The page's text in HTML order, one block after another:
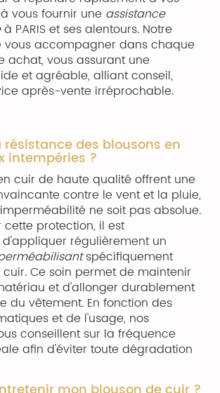
vous fournir une assistance
à PARIS et ses alentours. Notre
vous accompagner dans chaque
achat, vous assurant une
et agréable, alliant conseil,
après-vente irréprochable.
résistance des blousons en
intempéries ?
cuir de haute qualité offrent une
contre le vent et la pluie,
ne soit pas absolue.
cette protection, il est
régulièrement un
spécifiquement
Ce soin permet de maintenir
et d'allonger durablement
du vêtement. En fonction des
et de l'usage, nos
conseillent sur la fréquence
afin d'éviter toute dégradation